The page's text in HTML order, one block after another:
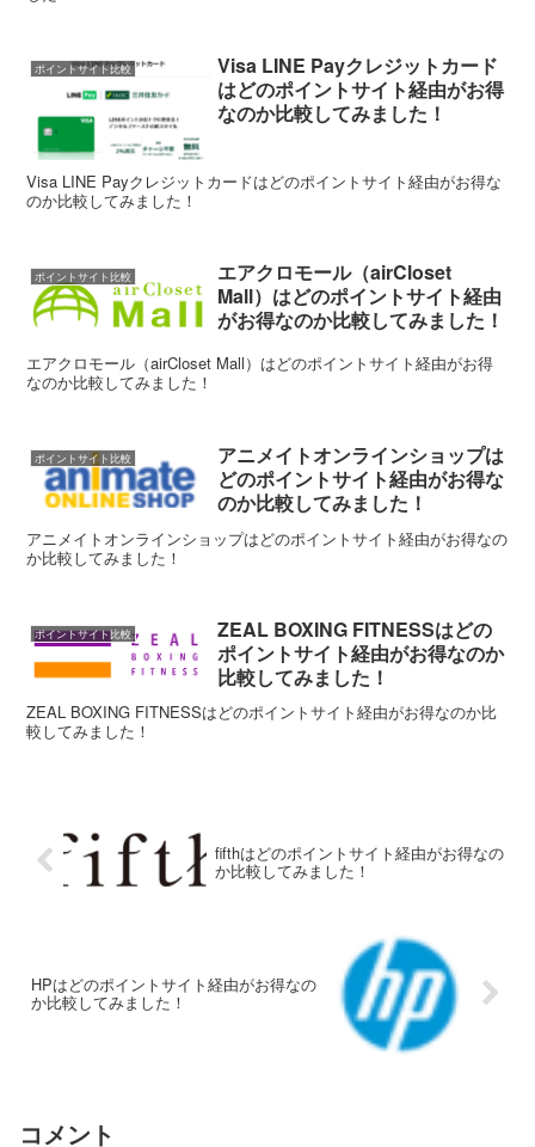
ポイントサイト比較
Visa LINE Payクレジットカード
はどのポイントサイト経由がお得
なのか比較してみました！
Visa LINE Payクレジットカードはどのポイントサイト経由がお得な
のか比較してみました！
ポイントサイト比較
エアクロモール（airCloset
Mall）はどのポイントサイト経由
がお得なのか比較してみました！
エアクロモール（airCloset Mall）はどのポイントサイト経由がお得
なのか比較してみました！
ポイントサイト比較
アニメイトオンラインショップは
どのポイントサイト経由がお得な
のか比較してみました！
アニメイトオンラインショップはどのポイントサイト経由がお得なの
か比較してみました！
ポイントサイト比較
ZEAL BOXING FITNESSはどの
ポイントサイト経由がお得なのか
比較してみました！
ZEAL BOXING FITNESSはどのポイントサイト経由がお得なのか比
較してみました！
fifthはどのポイントサイト経由がお得なの
か比較してみました！
HPはどのポイントサイト経由がお得なの
か比較してみました！
コメント